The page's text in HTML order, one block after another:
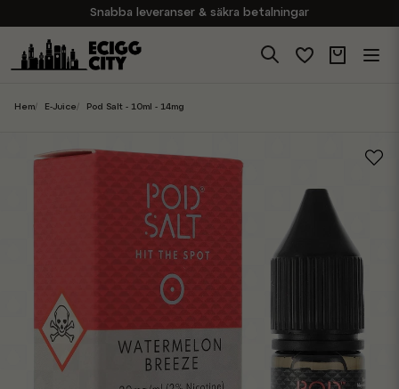
Snabba leveranser & säkra betalningar
Handla i vår butik på Sveavägen
Brett sortiment av produkter
Hem E-Juice Pod Salt - 10ml - 14mg